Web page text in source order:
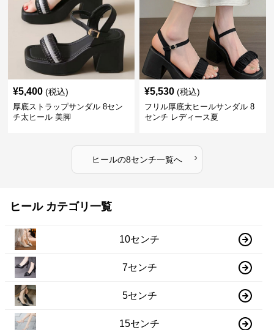
¥5,400 (税込)
厚底ストラップサンダル 8セン
チ太ヒール 美脚
¥5,530 (税込)
フリル厚底太ヒールサンダル 8
センチ レディース夏
ヒールの8センチ一覧へ ›
ヒール カテゴリ一覧
10センチ
7センチ
5センチ
15センチ